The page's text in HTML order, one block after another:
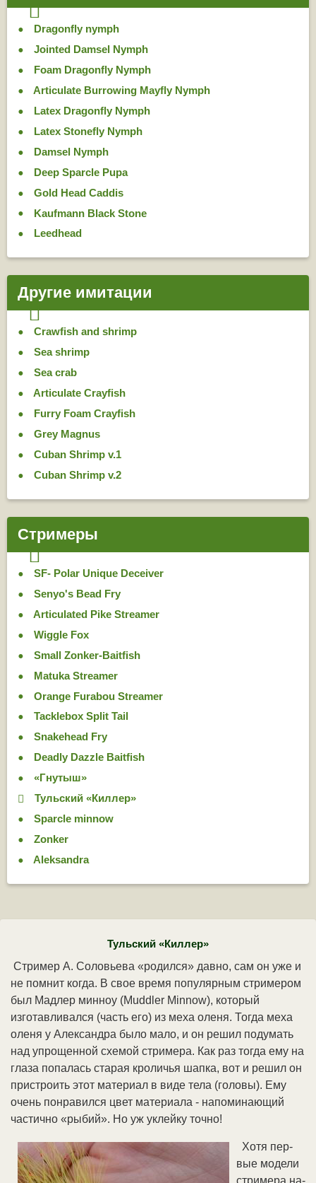
Dragonfly nymph
Jointed Damsel Nymph
Foam Dragonfly Nymph
Articulate Burrowing Mayfly Nymph
Latex Dragonfly Nymph
Latex Stonefly Nymph
Damsel Nymph
Deep Sparcle Pupa
Gold Head Caddis
Kaufmann Black Stone
Leedhead
Другие имитации
Crawfish and shrimp
Sea shrimp
Sea crab
Articulate Crayfish
Furry Foam Crayfish
Grey Magnus
Cuban Shrimp v.1
Cuban Shrimp v.2
Стримеры
SF- Polar Unique Deceiver
Senyo's Bead Fry
Articulated Pike Streamer
Wiggle Fox
Small Zonker-Baitfish
Matuka Streamer
Orange Furabou Streamer
Tacklebox Split Tail
Snakehead Fry
Deadly Dazzle Baitfish
«Гнутыш»
Тульский «Киллер»
Sparcle minnow
Zonker
Aleksandra
Тульский «Киллер»
Стри­мер А. Соловьева «ро­дил­ся» дав­но, сам он уже и
не пом­нит ко­гда. В свое вре­мя по­пу­ляр­ным стри­ме­ром
был Мад­лер мин­ноу (Muddler Minnow), ко­то­рый
изготавливался (часть его) из ме­ха оле­ня. То­гда меха
оле­ня у Александра бы­ло ма­ло, и он ре­шил по­ду­мать
над уп­ро­щен­ной схе­мой стри­ме­ра. Как раз то­гда ему на
гла­за по­па­лась ста­рая кро­ли­чья шап­ка, вот и ре­шил он
при­стро­ить этот ма­те­ри­ал в ви­де те­ла (го­ло­вы). Ему
очень по­нра­вил­ся цвет ма­те­риа­ла - на­по­ми­наю­щий
час­тич­но «ры­бий». Но уж ук­лей­ку точ­но!
Хо­тя пер­
вые мо­де­ли
стри­ме­ра на­